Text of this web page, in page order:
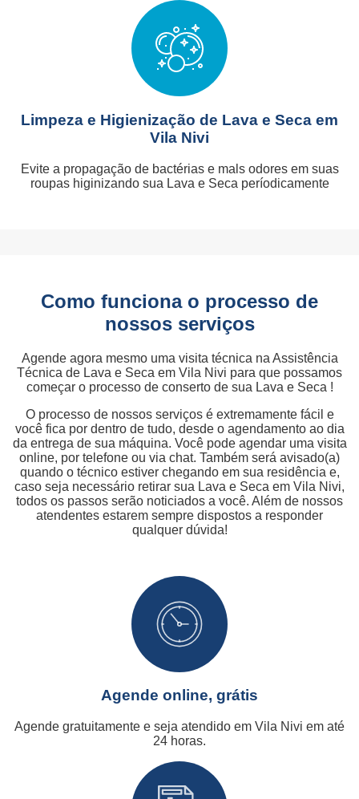
Limpeza e Higienização de Lava e Seca em
Vila Nivi
Evite a propagação de bactérias e mals odores em suas
roupas higinizando sua Lava e Seca períodicamente
Como funciona o processo de
nossos serviços
Agende agora mesmo uma visita técnica na Assistência
Técnica de Lava e Seca em Vila Nivi para que possamos
começar o processo de conserto de sua Lava e Seca !
O processo de nossos serviços é extremamente fácil e
você fica por dentro de tudo, desde o agendamento ao dia
da entrega de sua máquina. Você pode agendar uma visita
online, por telefone ou via chat. Também será avisado(a)
quando o técnico estiver chegando em sua residência e,
caso seja necessário retirar sua Lava e Seca em Vila Nivi,
todos os passos serão noticiados a você. Além de nossos
atendentes estarem sempre dispostos a responder
qualquer dúvida!
Agende online, grátis
Agende gratuitamente e seja atendido em Vila Nivi em até
24 horas.